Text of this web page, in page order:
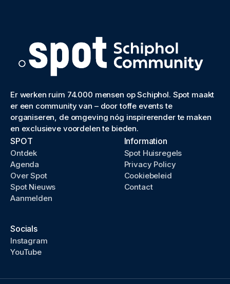
Er werken ruim 74.000 mensen op Schiphol. Spot maakt
er een community van – door toffe events te
organiseren, de omgeving nóg inspirerender te maken
en exclusieve voordelen te bieden.
SPOT
Ontdek
Agenda
Over Spot
Spot Nieuws
Aanmelden
Information
Spot Huisregels
Privacy Policy
Cookiebeleid
Contact
Socials
Instagram
YouTube